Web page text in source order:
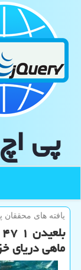
پی
یافته های
ماهی دریای